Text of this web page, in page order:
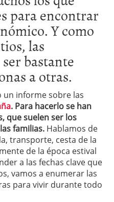
para encontrar
Y como
las
bastante
a otras.
un informe sobre las
. Para hacerlo se han
que suelen ser los
familias. Hablamos de
transporte, cesta de la
de la época estival
a las fechas clave que
vamos a enumerar las
para vivir durante todo